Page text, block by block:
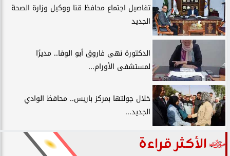
تفاصيل اجتماع محافظ قنا ووكيل وزارة الصحة
الجديد
الدكتورة نهى فاروق أبو الوفا.. مديرًا
لمستشفى الأورام...
خلال جولتها بمركز باريس.. محافظ الوادي
الجديد...
الأكثر قراءة